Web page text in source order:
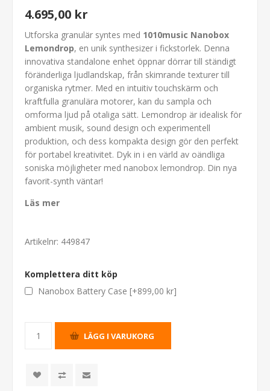
4.695,00 kr
Utforska granulär syntes med 1010music Nanobox
Lemondrop, en unik synthesizer i fickstorlek. Denna
innovativa standalone enhet öppnar dörrar till ständigt
föränderliga ljudlandskap, från skimrande texturer till
organiska rytmer. Med en intuitiv touchskärm och
kraftfulla granulära motorer, kan du sampla och
omforma ljud på otaliga sätt. Lemondrop är idealisk för
ambient musik, sound design och experimentell
produktion, och dess kompakta design gör den perfekt
för portabel kreativitet. Dyk in i en värld av oändliga
soniska möjligheter med nanobox lemondrop. Din nya
favorit-synth väntar!
Läs mer
Artikelnr: 449847
Komplettera ditt köp
Nanobox Battery Case [+899,00 kr]